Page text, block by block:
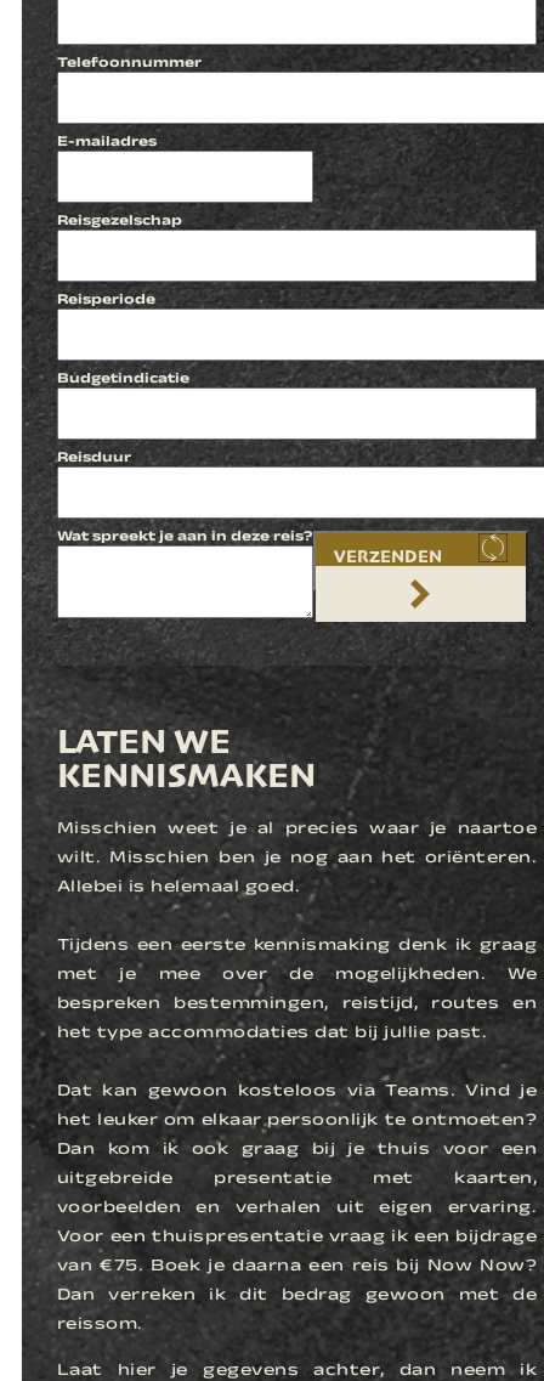
Telefoonnummer
E-mailadres
Reisgezelschap
Reisperiode
Budgetindicatie
Reisduur
Wat spreekt je aan in deze reis?
VERZENDEN
LATEN WE
KENNISMAKEN
Misschien weet je al precies waar je naartoe
wilt. Misschien ben je nog aan het oriënteren.
Allebei is helemaal goed.
Tijdens een eerste kennismaking denk ik graag
met je mee over de mogelijkheden. We
bespreken bestemmingen, reistijd, routes en
het type accommodaties dat bij jullie past.
Dat kan gewoon kosteloos via Teams. Vind je
het leuker om elkaar persoonlijk te ontmoeten?
Dan kom ik ook graag bij je thuis voor een
uitgebreide presentatie met kaarten,
voorbeelden en verhalen uit eigen ervaring.
Voor een thuispresentatie vraag ik een bijdrage
van €75. Boek je daarna een reis bij Now Now?
Dan verreken ik dit bedrag gewoon met de
reissom.
Laat hier je gegevens achter, dan neem ik